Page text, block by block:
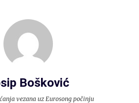
Bošković
vezana uz Eurosong počinju